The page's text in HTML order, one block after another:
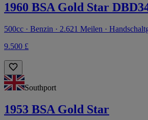
1960 BSA Gold Star
500cc · Benzin · 2.621 Meilen ·
9.500 £
Southport
1953 BSA Gold Star